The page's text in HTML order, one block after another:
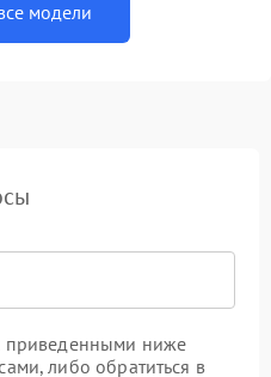
модели
приведенными ниже
либо обратиться в